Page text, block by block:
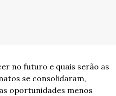
no futuro e quais serão as
se consolidaram,
oportunidades menos